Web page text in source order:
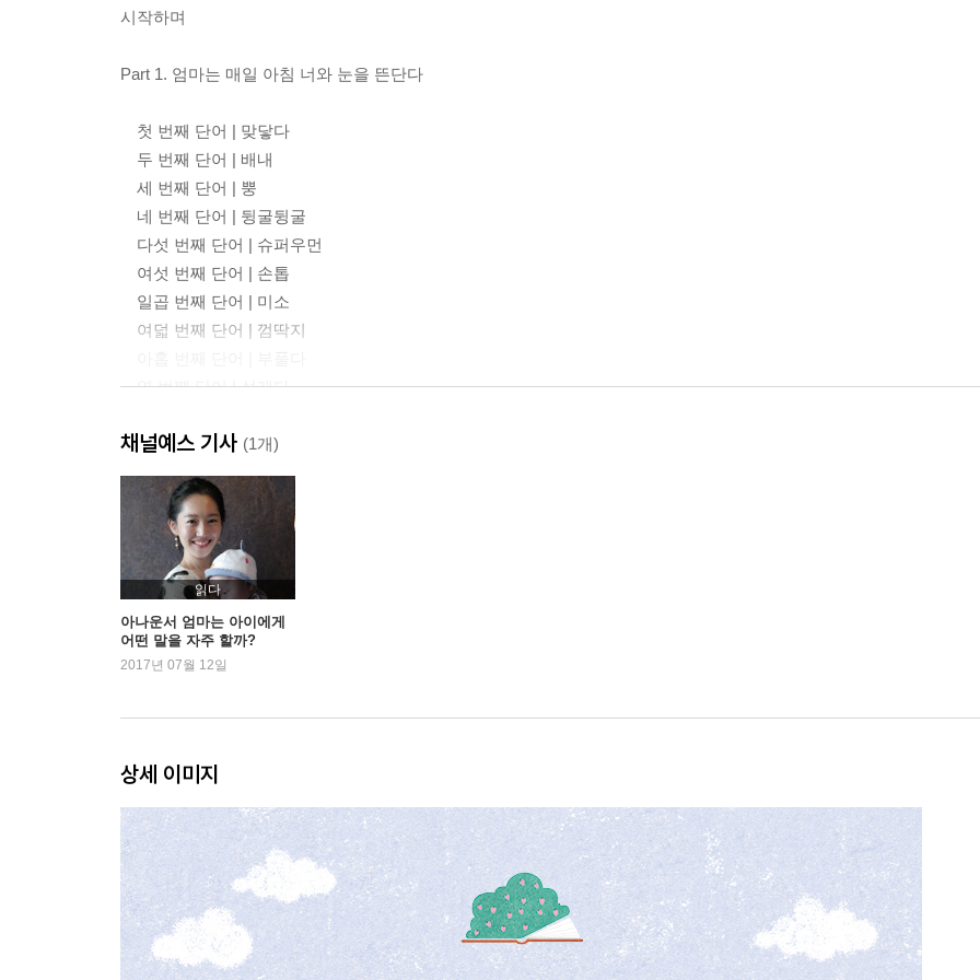
시작하며
Part 1. 엄마는 매일 아침 너와 눈을 뜬단다
첫 번째 단어 | 맞닿다
두 번째 단어 | 배내
세 번째 단어 | 뿡
네 번째 단어 | 뒹굴뒹굴
다섯 번째 단어 | 슈퍼우먼
여섯 번째 단어 | 손톱
일곱 번째 단어 | 미소
여덟 번째 단어 | 껌딱지
열 번째 단어 | 설레다
열두 번째 단어 | 조심조심
열세 번째 단어 | 아야
열네 번째 단어 | 아기 냄새
열다섯 번째 단어 | 해맑다
열여섯 번째 단어 | 찰나
열일곱 번째 단어 | 찰칵찰칵
열여덟 번째 단어 | 작아지다
열아홉 번째 단어 | 나비잠
스무 번째 단어 | 엄마 냄새
스물네 번째 단어 | 또르르
스물다섯 번째 단어 | 할퀴다
스물여섯 번째 단어 | 달리기
스물일곱 번째 단어 | 판박이
스물여덟 번째 단어 | 다독다독
스물아홉 번째 단어 | 신발
서른 번째 단어 | 쑥쑥
채널예스 기사 (1개)
읽다
아나운서 엄마는 아이에게
어떤 말을 자주 할까?
2017년 07월 12일
상세 이미지